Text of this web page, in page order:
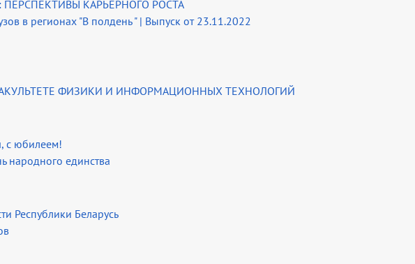
ПЕРСПЕКТИВЫ КАРЬЕРНОГО РОСТА
в регионах "В полдень " | Выпуск от 23.11.2022
ФИЗИКИ И ИНФОРМАЦИОННЫХ ТЕХНОЛОГИЙ
с юбилеем!
народного единства
Республики Беларусь